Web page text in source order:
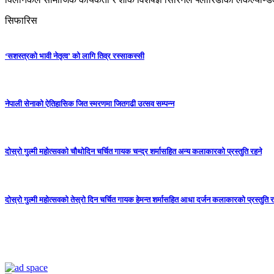
सिफारिस
‘सशस्त्रको भावी नेतृत्व’ को लागि तिव्र रस्साकस्सी
नेपाली सेनाको ऐतिहासिक जित स्मरणमा जितगढी उत्सव सम्पन्न
दोस्रो गुल्मी महोत्सवको चौथोदिन चर्चित गायक चन्द्र शर्मासहित अन्य कलाकारको प्रस्तुति रहने
दोस्रो गुल्मी महोत्सवको तेस्रो दिन चर्चित गायक हेमन्त शर्मासहित आधा दर्जन कलाकारको प्रस्तुति